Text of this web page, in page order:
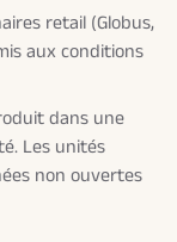
retail (Globus,
aux conditions
dans une
Les unités
non ouvertes